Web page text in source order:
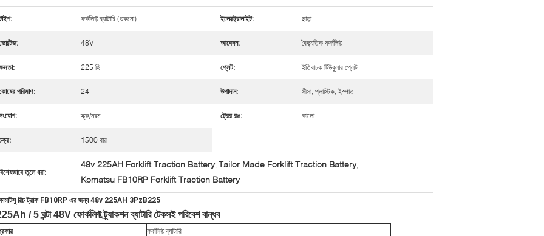
ফর্কলিফ্ট ব্যাটারি (শুকনো) ইলেক্ট্রোলাইট: ছাড়া
48V আবেদন: বৈদ্যুতিক ফর্কলিফ্ট
225 হি প্লেট: ইতিবাচক টিউবুলার প্লেট
পরিমাণ: 24 উপাদান: সীসা, প্লাস্টিক, ইস্পাত
স্ক্রু/নরম ট্রের রঙ: কালো
1500 বার
তুলে ধরা:
48v 225AH Forklift Traction Battery, Tailor Made Forklift Traction Battery,
Komatsu FB10RP Forklift Traction Battery
রিচ ট্রাক FB10RP এর জন্য 48v 225AH 3PzB225
/ 5 ঘন্টা 48V ফোর্কলিফ্ট ট্র্যাকশন ব্যাটারি টেকসই পরিবেশ বান্ধব
ফর্কলিফ্ট ব্যাটারি